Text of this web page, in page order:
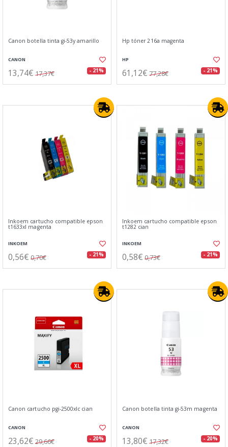
Canon botella tinta gi-53y amarillo
CANON
13,74€ 17,37€ - 21%
Hp tóner 216a magenta
HP
61,12€ 77,28€ - 21%
Inkoem cartucho compatible epson
t1633xl magenta
INKOEM
0,56€ 0,70€ - 21%
Inkoem cartucho compatible epson
t1282 cian
INKOEM
0,58€ 0,73€ - 21%
Canon cartucho pgi-2500xlc cian
CANON
23,62€ 29,66€ - 20%
Canon botella tinta gi-53m magenta
CANON
13,80€ 17,32€ - 20%